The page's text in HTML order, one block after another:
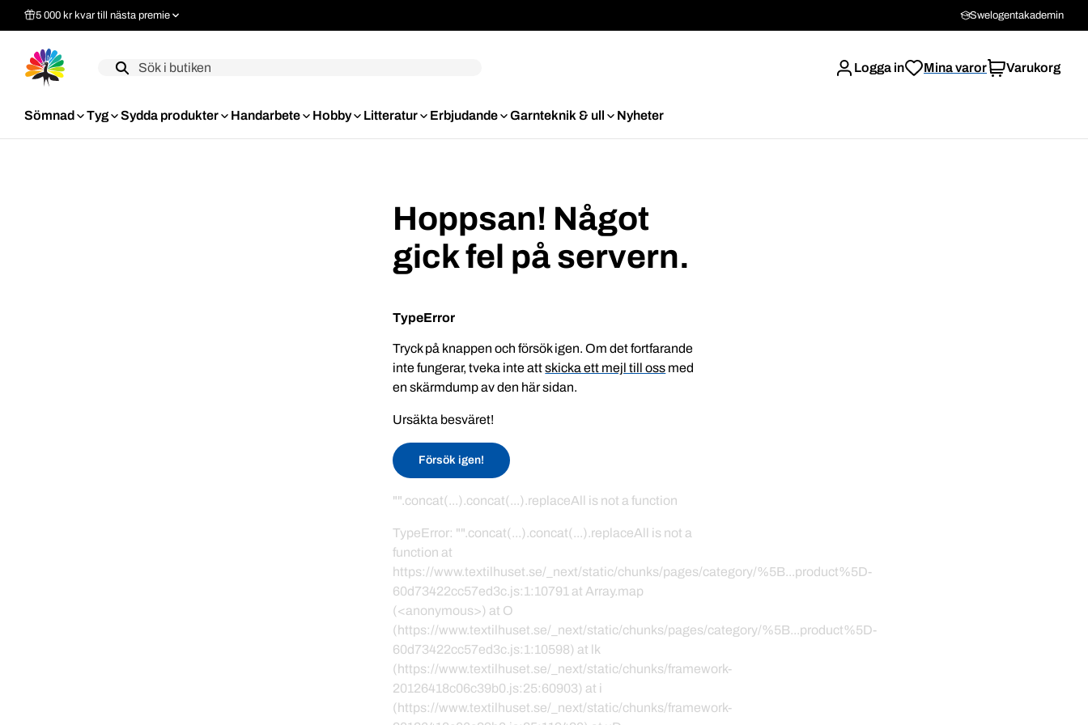
5 000 kr kvar till nästa premie Swelogentakademin
Label Logga in Mina varor Varukorg
Sömnad Tyg Sydda produkter Handarbete Hobby Litteratur Erbjudande Garnteknik & ull Nyheter
Hoppsan! Något
gick fel på servern.
TypeError
Tryck på knappen och försök igen. Om det fortfarande
inte fungerar, tveka inte attskicka ett mejl till oss med
en skärmdump av den här sidan.
Ursäkta besväret!
Försök igen!
"".concat(...).concat(...).replaceAll is not a function
TypeError: "".concat(...).concat(...).replaceAll is not a
function at
https://www.textilhuset.se/_next/static/chunks/pages/category/%5B...product%5D-
60d73422cc57ed3c.js:1:10791 at Array.map
(<anonymous>) at O
(https://www.textilhuset.se/_next/static/chunks/pages/category/%5B...product%5D-
60d73422cc57ed3c.js:1:10598) at lk
(https://www.textilhuset.se/_next/static/chunks/framework-
20126418c06c39b0.js:25:60903) at i
(https://www.textilhuset.se/_next/static/chunks/framework-